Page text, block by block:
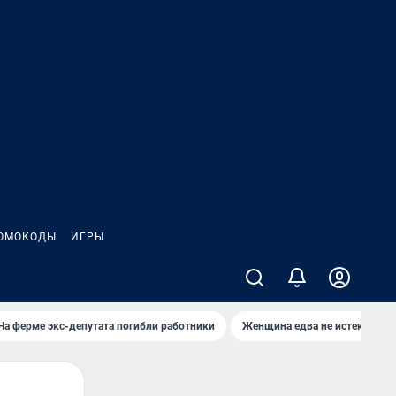
ИГРЫ
ферме экс-депутата погибли работники Женщина едва не истекла